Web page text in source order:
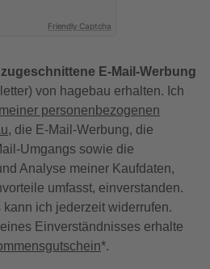
Friendly Captcha
zugeschnittene E-Mail-Werbung
von hagebau erhalten. Ich
personenbezogenen
, die E-Mail-Werbung, die
Umgangs sowie die
Analyse meiner Kaufdaten,
umfasst, einverstanden.
ich jederzeit widerrufen.
Einverständnisses erhalte
*.